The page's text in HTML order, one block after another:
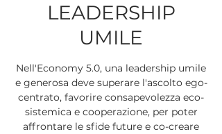
LEADERSHIP
UMILE
Nell'Economy 5.0, una leadership umile
e generosa deve superare l'ascolto ego-
centrato, favorire consapevolezza eco-
sistemica e cooperazione, per poter
affrontare le sfide future e co-creare